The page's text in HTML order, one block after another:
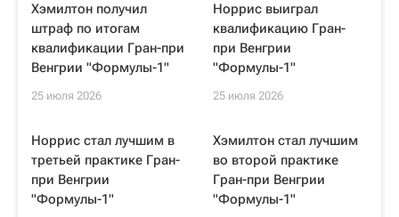
Хэмилтон получил
штраф по итогам
квалификации Гран-при
Венгрии "Формулы-1"
25 июля 2026
Норрис выиграл
квалификацию Гран-
при Венгрии
"Формулы-1"
25 июля 2026
Норрис стал лучшим в
третьей практике Гран-
при Венгрии
"Формулы-1"
Хэмилтон стал лучшим
во второй практике
Гран-при Венгрии
"Формулы-1"